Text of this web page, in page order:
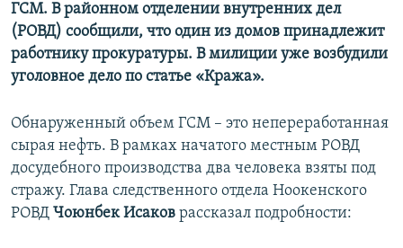
ГСМ. В районном отделении внутренних дел
(РОВД) сообщили, что один из домов принадлежит
работнику прокуратуры. В милиции уже возбудили
уголовное дело по статье «Кража».
Обнаруженный объем ГСМ – это непереработанная
сырая нефть. В рамках начатого местным РОВД
досудебного производства два человека взяты под
стражу. Глава следственного отдела Ноокенского
РОВД Чоюнбек Исаков рассказал подробности: